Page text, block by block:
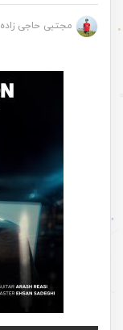
مجتبی حاجی زاده